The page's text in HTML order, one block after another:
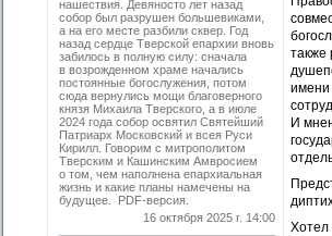
нашествия. Девяносто лет назад
собор был разрушен большевиками,
а на его месте разбили сквер. Год
назад сердце Тверской епархии вновь
забилось в полную силу: сначала
в возрожденном храме начались
постоянные богослужения, потом
сюда вернулись мощи благоверного
князя Михаила Тверского, а в июле
2024 года собор освятил Святейший
Патриарх Московский и всея Руси
Кирилл. Говорим с митрополитом
Тверским и Кашинским Амвросием
о том, чем наполнена епархиальная
жизнь и какие планы намечены на
будущее. PDF-версия.
16 октября 2025 г. 14:00
также
имени
И
Хотел